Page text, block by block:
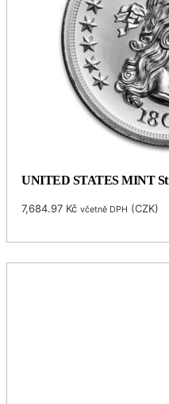
UNITED STATES MINT
7,684.97 Kč včetně DPH (CZK)